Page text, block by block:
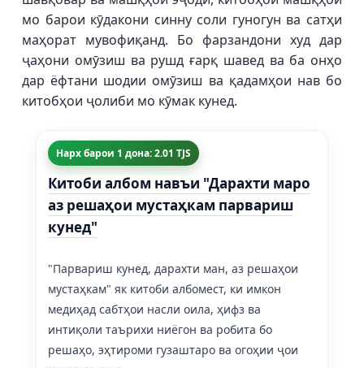
мо барои кӯдакони синну соли гуногун ва сатҳи
маҳорат мувофиқанд. Бо фарзандони худ дар
ҷаҳони омӯзиш ва рушд ғарқ шавед ва ба онҳо
дар ёфтани шодии омӯзиш ва қадамҳои нав бо
китобҳои ҷолиби мо кӯмак кунед.
Нарх барои 1 дона: 2.01 TJS
Китоби албом навъи "Дарахти маро
аз решаҳои мустаҳкам парвариш
кунед"
"Парвариш кунед, дарахти ман, аз решаҳои
мустаҳкам" як китоби албомест, ки имкон
медиҳад сабтҳои насли оила, ҳифз ва
интиқоли таърихи ниёгон ва робита бо
решаҳо, эҳтироми гузаштаро ва огоҳии ҷои